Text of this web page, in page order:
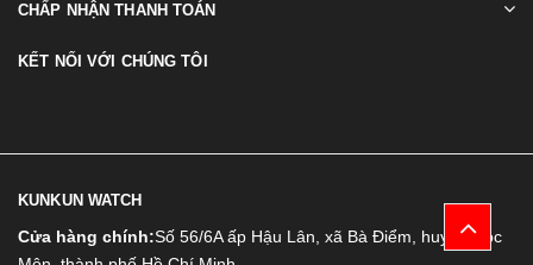
CHẤP NHẬN THANH TOÁN
KẾT NỐI VỚI CHÚNG TÔI
KUNKUN WATCH
Cửa hàng chính:Số 56/6A ấp Hậu Lân, xã Bà Điểm, huyện Hóc